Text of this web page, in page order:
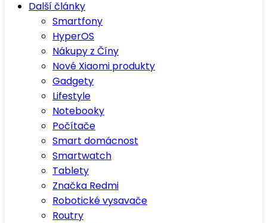
Další články
Smartfony
HyperOS
Nákupy z Číny
Nové Xiaomi produkty
Gadgety
Lifestyle
Notebooky
Počítače
Smart domácnost
Smartwatch
Tablety
Značka Redmi
Robotické vysavače
Routry